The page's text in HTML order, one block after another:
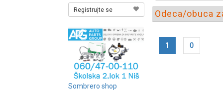
Registrujte se
Sombrero shop
Odeca/obuca
1 0